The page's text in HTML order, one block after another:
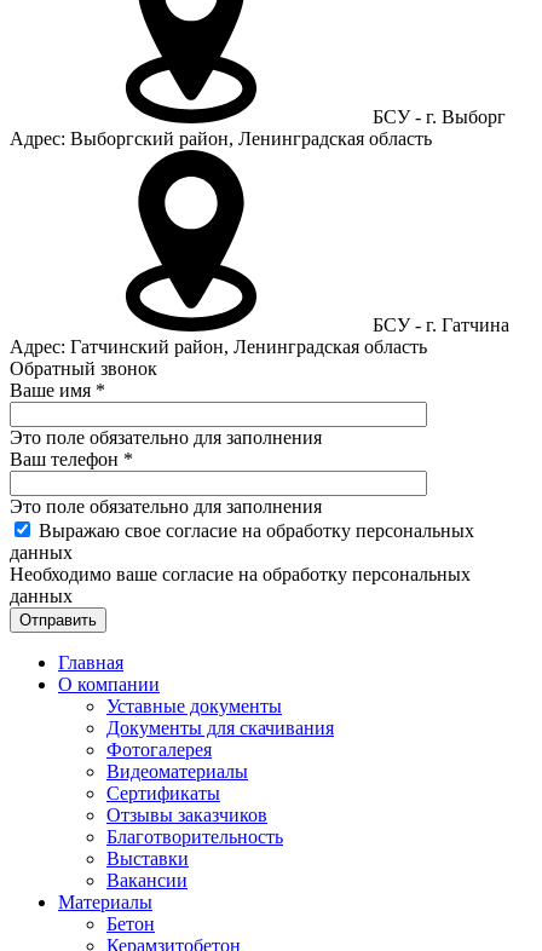
БСУ - г. Выборг
Адрес: Выборгский район, Ленинградская область
БСУ - г. Гатчина
Адрес: Гатчинский район, Ленинградская область
Обратный звонок
Ваше имя *
Это поле обязательно для заполнения
Ваш телефон *
Это поле обязательно для заполнения
Выражаю свое согласие на обработку персональных
данных
Необходимо ваше согласие на обработку персональных
данных
Отправить
Главная
О компании
Уставные документы
Документы для скачивания
Фотогалерея
Видеоматериалы
Сертификаты
Отзывы заказчиков
Благотворительность
Выставки
Вакансии
Материалы
Бетон
Керамзитобетон